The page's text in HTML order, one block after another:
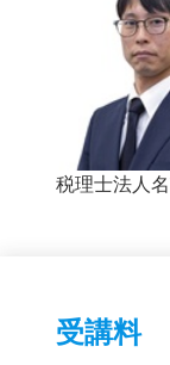
税理士法人
受講料